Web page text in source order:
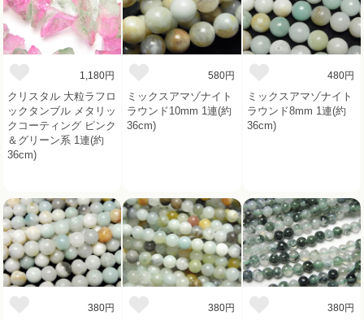
1,180円
クリスタル 大粒ラフロ
ックタンブル メタリッ
クコーティング ピンク
＆グリーン系 1連(約
36cm)
580円
ミックスアマゾナイト
ラウンド10mm 1連(約
36cm)
480円
ミックスアマゾナイト
ラウンド8mm 1連(約
36cm)
380円 380円 380円